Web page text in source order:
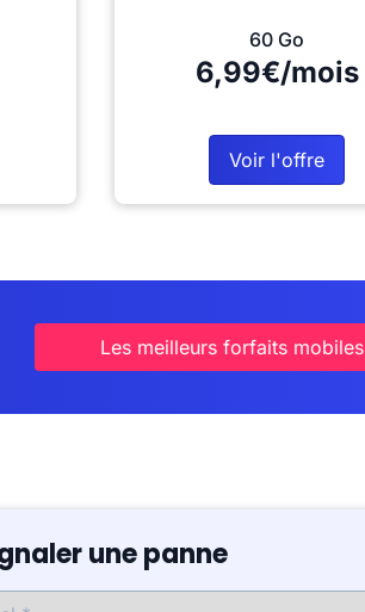
60 Go
6,99€/mois
Voir l'offre
Les meilleurs forfaits mobiles
une panne